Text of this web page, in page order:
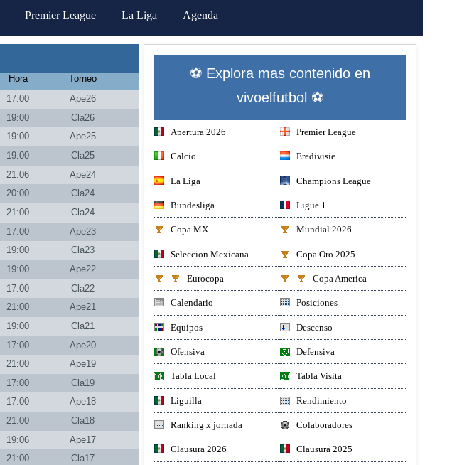
Premier League La Liga Agenda
Hora
Torneo
17:00
Ape26
19:00
Cla26
19:00
Ape25
19:00
Cla25
21:06
Ape24
20:00
Cla24
21:00
Cla24
17:00
Ape23
19:00
Cla23
19:00
Ape22
17:00
Cla22
21:00
Ape21
19:00
Cla21
17:00
Ape20
21:00
Ape19
17:00
Cla19
17:00
Ape18
21:00
Cla18
19:06
Ape17
21:00
Cla17
⚽ Explora mas contenido en
vivoelfutbol ⚽
Apertura 2026 Premier League
Calcio Eredivisie
La Liga Champions League
Bundesliga Ligue 1
Copa MX Mundial 2026
Seleccion Mexicana Copa Oro 2025
Eurocopa Copa America
Calendario Posiciones
Equipos Descenso
Ofensiva Defensiva
Tabla Local Tabla Visita
Liguilla Rendimiento
Ranking x jornada Colaboradores
Clausura 2026 Clausura 2025